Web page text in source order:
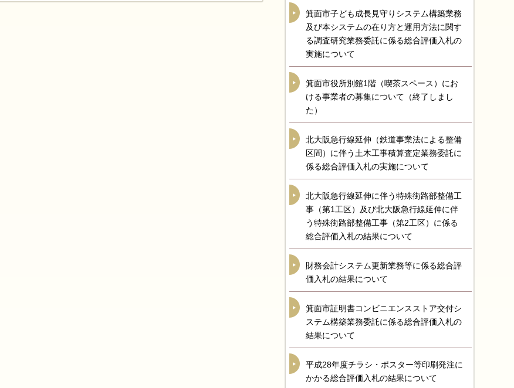
箕面市子ども成長見守りシステム構築業務
及び本システムの在り方と運用方法に関す
る調査研究業務委託に係る総合評価入札の
実施について
箕面市役所別館1階（喫茶スペース）にお
ける事業者の募集について（終了しまし
た）
北大阪急行線延伸（鉄道事業法による整備
区間）に伴う土木工事積算査定業務委託に
係る総合評価入札の実施について
北大阪急行線延伸に伴う特殊街路部整備工
事（第1工区）及び北大阪急行線延伸に伴
う特殊街路部整備工事（第2工区）に係る
総合評価入札の結果について
財務会計システム更新業務等に係る総合評
価入札の結果について
箕面市証明書コンビニエンスストア交付シ
ステム構築業務委託に係る総合評価入札の
結果について
平成28年度チラシ・ポスター等印刷発注に
かかる総合評価入札の結果について